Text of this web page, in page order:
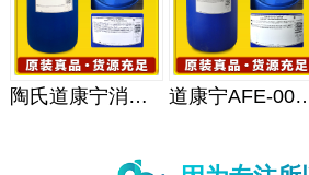
陶氏道康宁消泡剂 道康宁AFE-